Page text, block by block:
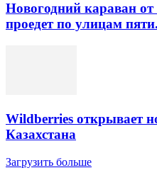
Новогодний караван от
проедет по улицам
Wildberries открывает
Казахстана
Загрузить больше